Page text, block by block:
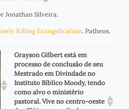
Jonathan Silveira.
Killing Evangelicalism. Patheos.
Grayson Gilbert está em
processo de conclusão de seu
Mestrado em Divindade no
Instituto Bíblico Moody, tendo
como alvo o ministério
pastoral. Vive no centro-oeste